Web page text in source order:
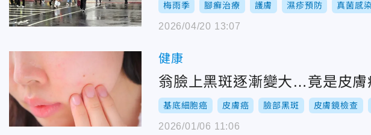
梅雨季 腳癬治療 護膚 濕疹預防 真菌感
2026/04/20 13:07
健康
翁臉上黑斑逐漸變大…竟是皮
基底細胞癌 皮膚癌 臉部黑斑 皮膚鏡檢查
2026/01/06 11:06